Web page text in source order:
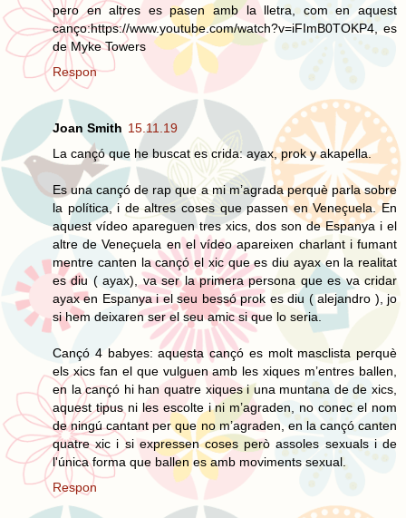
pero en altres es pasen amb la lletra, com en aquest
canço:https://www.youtube.com/watch?v=iFImB0TOKP4, es
de Myke Towers
Respon
Joan Smith 15.11.19
La cançó que he buscat es crida: ayax, prok y akapella.
Es una cançó de rap que a mi m’agrada perquè parla sobre
la política, i de altres coses que passen en Veneçuela. En
aquest vídeo apareguen tres xics, dos son de Espanya i el
altre de Veneçuela en el vídeo apareixen charlant i fumant
mentre canten la cançó el xic que es diu ayax en la realitat
es diu ( ayax), va ser la primera persona que es va cridar
ayax en Espanya i el seu bessó prok es diu ( alejandro ), jo
si hem deixaren ser el seu amic si que lo seria.
Cançó 4 babyes: aquesta cançó es molt masclista perquè
els xics fan el que vulguen amb les xiques m’entres ballen,
en la cançó hi han quatre xiques i una muntana de de xics,
aquest tipus ni les escolte i ni m’agraden, no conec el nom
de ningú cantant per que no m’agraden, en la cançó canten
quatre xic i si expressen coses però assoles sexuals i de
l'única forma que ballen es amb moviments sexual.
Respon